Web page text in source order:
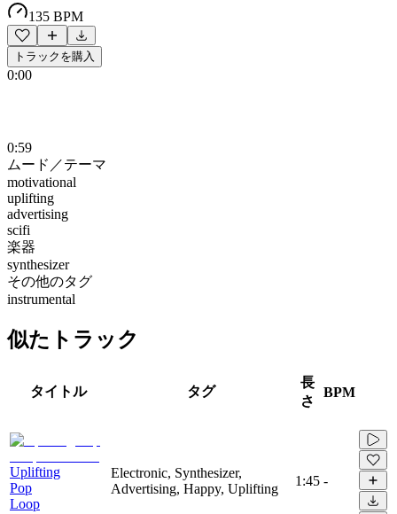
135 BPM
トラックを購入
0:00
0:59
ムード／テーマ
motivational
uplifting
advertising
scifi
楽器
synthesizer
その他のタグ
instrumental
似たトラック
タイトル タグ
長
さ
BPM
Uplifting
Pop
Loop
Electronic, Synthesizer,
Advertising, Happy, Uplifting
1:45 -